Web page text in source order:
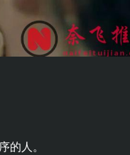
的人。